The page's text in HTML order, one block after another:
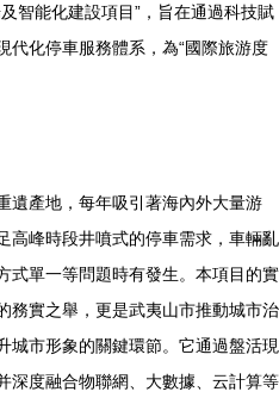
智能化建設項目”，旨在通過科技賦
代化停車服務體系，為“國際旅游度
遺產地，每年吸引著海內外大量游
高峰時段井噴式的停車需求，車輛亂
式單一等問題時有發生。本項目的實
務實之舉，更是武夷山市推動城市治
城市形象的關鍵環節。它通過盤活現
深度融合物聯網、大數據、云計算等